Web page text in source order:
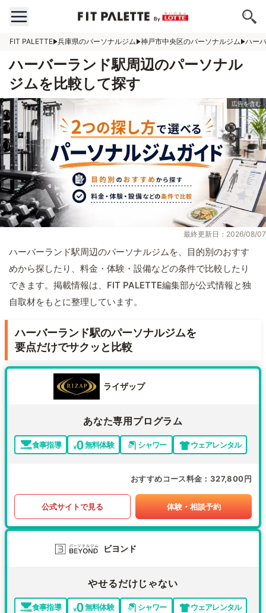
FIT PALETTE 兵庫県のパーソナルジム 神戸市中央区のパーソナルジム ハー
ハーバーランド駅周辺のパーソナル
ジムを比較して探す
最終更新日：2026/08/07
ハーバーランド駅周辺のパーソナルジムを、目的別のおすす
めから探したり、料金・体験・設備などの条件で比較したり
できます。掲載情報は、FIT PALETTE編集部が公式情報と独
自取材をもとに整理しています。
ハーバーランド駅のパーソナルジムを
要点だけでサクッと比較
ライザップ
あなた専用プログラム
食事指導 無料体験 シャワー ウェアレンタル
おすすめコース料金 327,800円
公式サイトで見る 体験・相談予約
ビヨンド
やせるだけじゃない
食事指導 無料体験 シャワー
ウェアレンタル